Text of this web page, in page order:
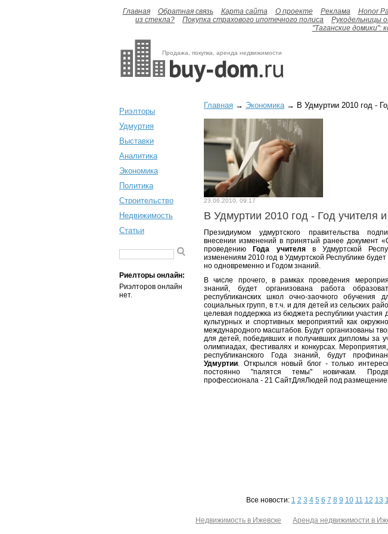
Главная Обратная связь Карта сайта О проекте Реклама Honor
из стекла?
Покупка страхового ипотечного полиса Рукодельницы
"Таганские домики":
Продажа, покупка, аренда недвижимости
Риэлторы
Удмуртия
Выставки
Аналитика
Экономика
Политика
Строительство
Недвижимость
Статьи
Риелторы онлайн:
Риэлторов онлайн
нет.
Главная → Экономика→ В Удмуртии 2010 год -
23.06.2010, 09:17
В Удмуртии 2010 год - Год учителя
Президиумом удмуртского правительства
внесении изменений в принятый ранее документ
проведению
Года учителяв Удмуртской
изменениям 2010 год в Удмуртской Республике
но одновременно и Годом знаний.
В числе прочего, в рамках проведения
знаний, будет организована работа
республиканских школ очно-заочного обучения
социальных групп, в т.ч. и для детей из сельских
целевая поддержка из бюджета республики участия
культурных и спортивных мероприятий как
международного масштабов. Будут организованы
для детей, победивших и получивших дипломы за
олимпиадах, фестивалях и конкурсах.
республиканского Года знаний, будут
Удмуртии. Открылся новый блог - только
постоянно "палятся темы" новичкам.
профессионала - 21 СайтДляЛюдей под размещение
Все новости: 1 2 3 4 5 6 7 8 9 10 11 12 13
Недвижимость в Ижевске Аренда недвижимости в